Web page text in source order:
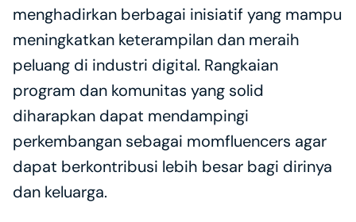
menghadirkan berbagai inisiatif yang mampu
meningkatkan keterampilan dan meraih
peluang di industri digital. Rangkaian
program dan komunitas yang solid
diharapkan dapat mendampingi
perkembangan sebagai momfluencers agar
dapat berkontribusi lebih besar bagi dirinya
dan keluarga.